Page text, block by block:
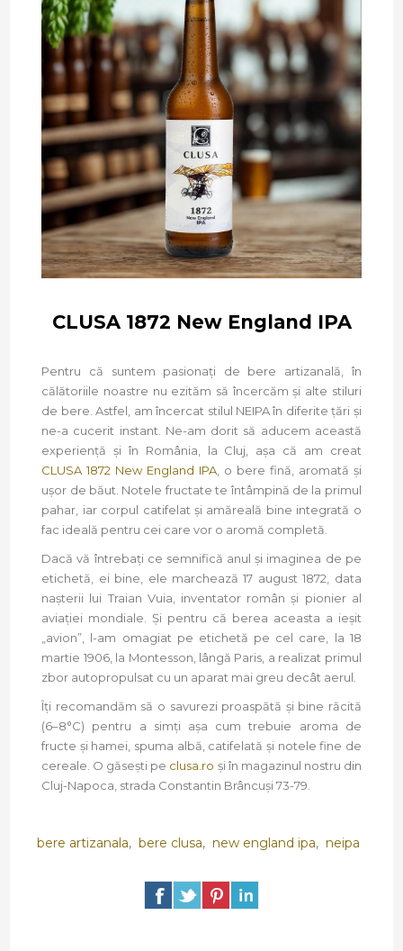
CLUSA 1872 New England IPA
Pentru că suntem pasionați de bere artizanală, în
călătoriile noastre nu ezităm să încercăm și alte stiluri
de bere. Astfel, am încercat stilul NEIPA în diferite țări și
ne-a cucerit instant. Ne-am dorit să aducem această
experiență și în România, la Cluj, așa că am creat
CLUSA 1872 New England IPA , o bere fină, aromată și
ușor de băut. Notele fructate te întâmpină de la primul
pahar, iar corpul catifelat și amăreală bine integrată o
fac ideală pentru cei care vor o aromă completă.
Dacă vă întrebați ce semnifică anul și imaginea de pe
etichetă, ei bine, ele marchează 17 august 1872, data
nașterii lui Traian Vuia, inventator român și pionier al
aviației mondiale. Și pentru că berea aceasta a ieșit
„avion”, l-am omagiat pe etichetă pe cel care, la 18
martie 1906, la Montesson, lângă Paris, a realizat primul
zbor autopropulsat cu un aparat mai greu decât aerul.
Îți recomandăm să o savurezi proaspătă și bine răcită
(6–8°C) pentru a simți așa cum trebuie aroma de
fructe și hamei, spuma albă, catifelată și notele fine de
cereale. O găsești pe clusa.ro și în magazinul nostru din
Cluj-Napoca, strada Constantin Brâncuși 73-79.
bere artizanala, bere clusa, new england ipa, neipa